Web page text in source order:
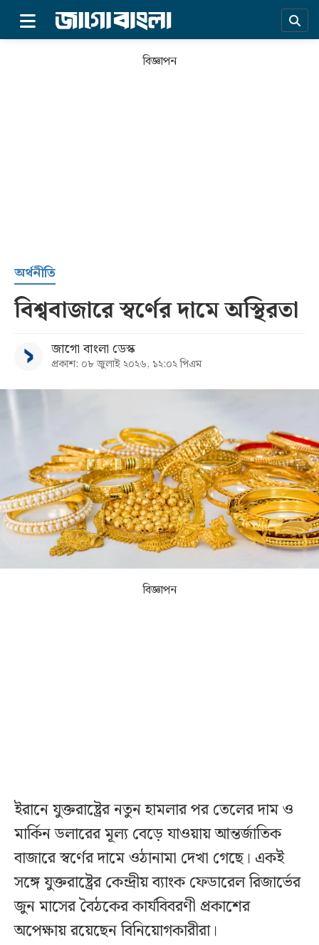
সর্বশেষ
সব
কনভার্টার
বিজ্ঞাপন
অর্থনীতি
বিশ্ববাজারে স্বর্ণের দামে অস্থিরতা
জাগো বাংলা ডেস্ক
প্রকাশ: ০৮ জুলাই ২০২৬, ১২:০২ পিএম
বিজ্ঞাপন
ইরানে যুক্তরাষ্ট্রের নতুন হামলার পর তেলের দাম ও
মার্কিন ডলারের মূল্য বেড়ে যাওয়ায় আন্তর্জাতিক
বাজারে স্বর্ণের দামে ওঠানামা দেখা গেছে। একই
সঙ্গে যুক্তরাষ্ট্রের কেন্দ্রীয় ব্যাংক ফেডারেল রিজার্ভের
জুন মাসের বৈঠকের কার্যবিবরণী প্রকাশের
অপেক্ষায় রয়েছেন বিনিয়োগকারীরা।